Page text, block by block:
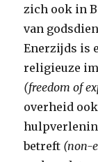
zich ook in
van
Enerzijds is
religieuze
(freedom of
overheid
betreft (non-